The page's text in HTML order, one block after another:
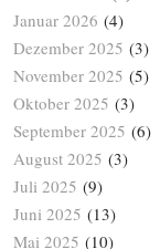
Januar 2026 (4)
Dezember 2025 (3)
November 2025 (5)
Oktober 2025 (3)
September 2025 (6)
August 2025 (3)
Juli 2025 (9)
Juni 2025 (13)
Mai 2025 (10)